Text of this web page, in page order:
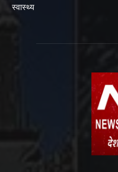
स्वास्थ्य